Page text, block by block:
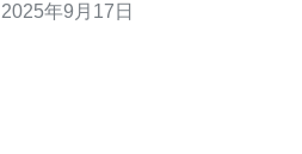
力与服务评估，帮助用户在选择
2025年9月17日